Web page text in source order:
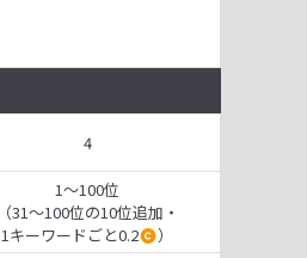
4
1～100位
（31～100位の10位追加・
1キーワードごと0.2
）